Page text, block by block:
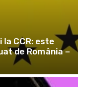
la CCR: este
de România –